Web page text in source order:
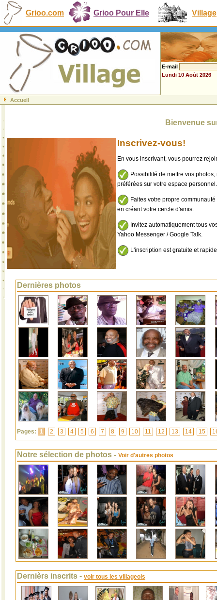
Grioo.com Grioo Pour Elle Village
E-mail
Lundi 10 Août 2026
Accueil
Bienvenue
Inscrivez-vous!
En vous inscrivant, vous pourrez
Possibilité de mettre vos
préférées sur votre espace personnel.
Faites votre propre
en créant votre cercle d'amis.
Invitez automatiquement tous
Yahoo Messenger / Google Talk.
L'inscription est gratuite et rapide
Dernières photos
Pages: 1 2 3 4 5 6 7 8 9 10 11 12 13 14 15
Notre sélection de photos - Voir d'autres photos
Dernièrs inscrits - voir tous les villageois